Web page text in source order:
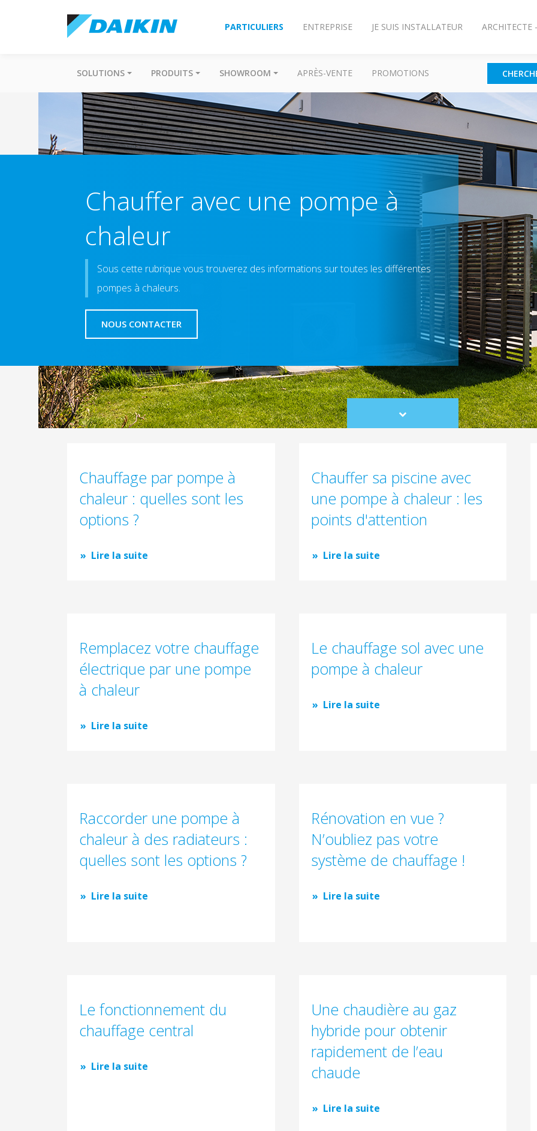
PARTICULIERS ENTREPRISE JE SUIS INSTALLATEUR ARCHITECTE
SOLUTIONS PRODUITS SHOWROOM APRÈS-VENTE PROMOTIONS
Chauffer avec une pompe à
chaleur
Sous cette rubrique vous trouverez des informations sur toutes les différentes
pompes à chaleurs.
NOUS CONTACTER
Scroll
to
Chauffage par pompe à
chaleur : quelles sont les
options ?
Lire la suite
Chauffer sa piscine avec
une pompe à chaleur : les
points d'attention
Lire la suite
Remplacez votre chauffage
électrique par une pompe
à chaleur
Lire la suite
Le chauffage sol avec une
pompe à chaleur
Lire la suite
Raccorder une pompe à
chaleur à des radiateurs :
quelles sont les options ?
Lire la suite
Rénovation en vue ?
N’oubliez pas votre
système de chauffage !
Lire la suite
Le fonctionnement du
chauffage central
Lire la suite
Une chaudière au gaz
hybride pour obtenir
rapidement de l’eau
chaude
Lire la suite